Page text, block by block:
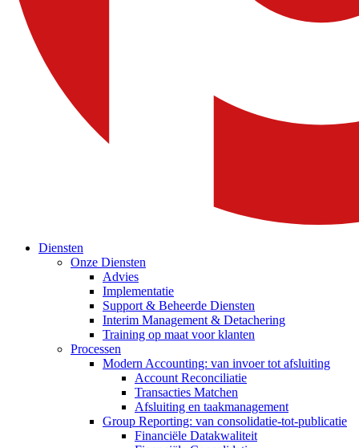
Diensten
Onze Diensten
Advies
Implementatie
Support & Beheerde Diensten
Interim Management & Detachering
Training op maat voor klanten
Processen
Modern Accounting: van invoer tot afsluiting
Account Reconciliatie
Transacties Matchen
Afsluiting en taakmanagement
Group Reporting: van consolidatie-tot-publicatie
Financiële Datakwaliteit